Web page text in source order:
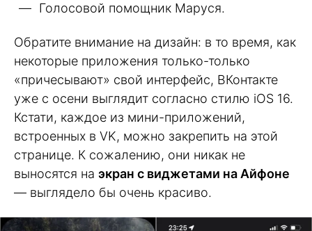
Голосовой помощник Маруся.
Обратите внимание на дизайн: в то время, как
некоторые приложения только-только
«причесывают» свой интерфейс, ВКонтакте
уже с осени выглядит согласно стилю iOS 16.
Кстати, каждое из мини-приложений,
встроенных в VK, можно закрепить на этой
странице. К сожалению, они никак не
выносятся на экран с виджетами на Айфоне
— выглядело бы очень красиво.